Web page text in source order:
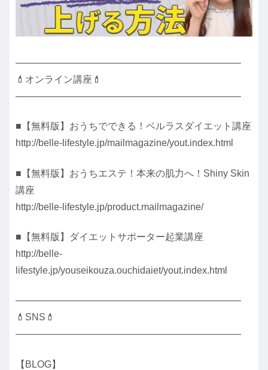
———————————————————————–
💄オンライン講座💄
———————————————————————–
■【無料版】おうちでできる！ベルラスダイエット講座
http://belle-lifestyle.jp/mailmagazine/yout.index.html
■【無料版】おうちエステ！本来の肌力へ！Shiny Skin
講座
http://belle-lifestyle.jp/product.mailmagazine/
■【無料版】ダイエットサポーター起業講座
http://belle-
lifestyle.jp/youseikouza.ouchidaiet/yout.index.html
———————————————————————–
💄SNS💄
———————————————————————–
【BLOG】